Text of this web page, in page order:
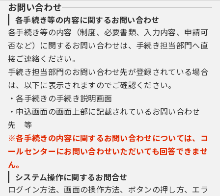
みなします。何らかの理由によりこの規約に
同意することができない場合は、本システム
を利用することができません。なお、閲覧の
みについても、この規約に同意したものとみ
なします。
３ 利用者ＩＤ・パスワード等の登録・変更
及び削除
利用者登録を行うことができるものとしま
す。
（１）利用者登録を行う際は、利用者ＩＤ、
パスワード、氏名、住所、その他の必要な事
お問い合わせ
各手続き等の内容に関するお問い合わせ
各手続き等の内容（制度、必要書類、入力内容、申請可
否など）に関するお問い合わせは、手続き担当部門へ直
接ご連絡ください。
手続き担当部門のお問い合わせ先が登録されている場合
は、以下に表示されますのでご確認ください。
・各手続きの手続き説明画面
・申込画面の画面上部に記載されているお問い合わせ
先 等
※各手続きの内容に関するお問い合わせについては、コ
ールセンターにお問い合わせいただいても回答できませ
ん。
システム操作に関するお問合せ
ログイン方法、画面の操作方法、ボタンの押し方、エラ